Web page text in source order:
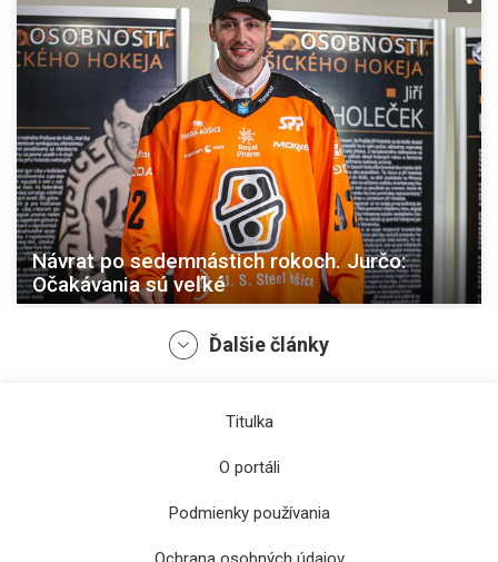
Návrat po sedemnástich rokoch. Jurčo:
Očakávania sú veľké
Ďalšie články
Titulka
O portáli
Podmienky používania